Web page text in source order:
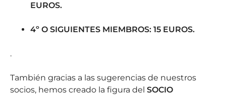
EUROS.
4º O SIGUIENTES MIEMBROS: 15 EUROS.
.
También gracias a las sugerencias de nuestros
socios, hemos creado la figura del SOCIO